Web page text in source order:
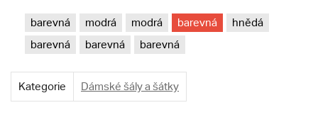
barevná modrá modrá barevná
hnědá
barevná
barevná barevná
Kategorie Dámské šály a šátky